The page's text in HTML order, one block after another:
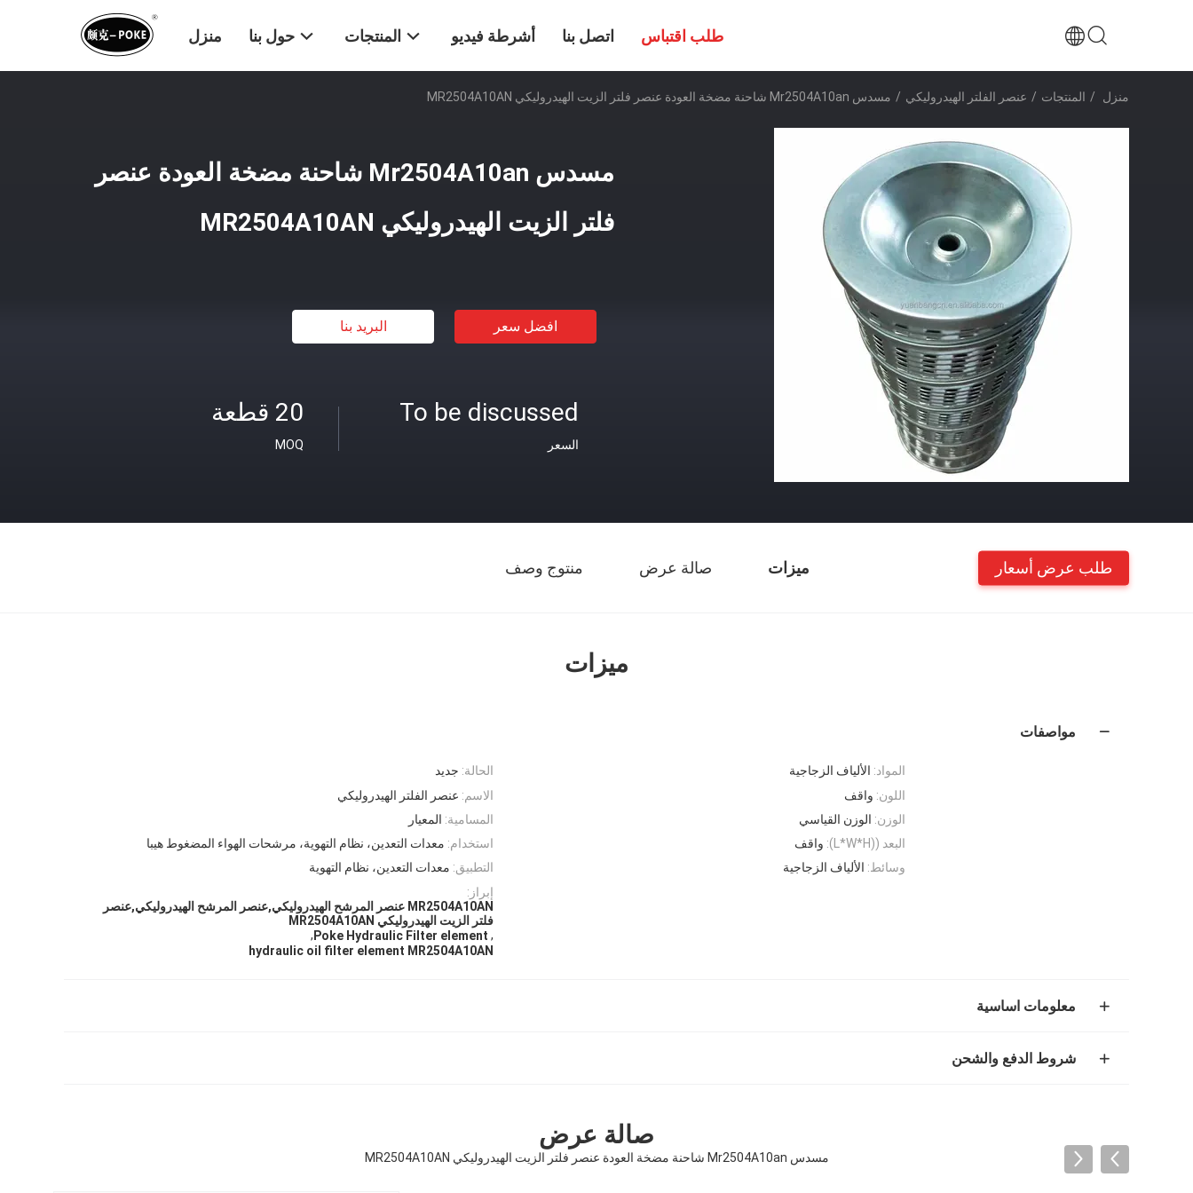
منزل حول بنا المنتجات أشرطة فيديو اتصل بنا طلب اقتباس
منزل / المنتجات / عنصر الفلتر الهيدروليكي / مسدس Mr2504A10an شاحنة مضخة العودة عنصر فلتر الزيت الهيدروليكي MR2504A10AN
مسدس Mr2504A10an شاحنة مضخة العودة عنصر
فلتر الزيت الهيدروليكي MR2504A10AN
افضل سعر البريد بنا
20 قطعة
MOQ
To be discussed
السعر
ميزات صالة عرض منتوج وصف طلب عرض أسعار
ميزات
مواصفات
الحالة: جديد المواد: الألياف الزجاجية
الاسم: عنصر الفلتر الهيدروليكي اللون: واقف
المسامية: المعيار الوزن: الوزن القياسي
استخدام: معدات التعدين، نظام التهوية، مرشحات الهواء المضغوط هيبا البعد ((L*W*H):
واقف
التطبيق: معدات التعدين، نظام التهوية وسائط: الألياف الزجاجية
إبراز:
MR2504A10AN عنصر المرشح الهيدروليكي,عنصر المرشح الهيدروليكي,عنصر
فلتر الزيت الهيدروليكي MR2504A10AN
,
Poke Hydraulic Filter element
,
hydraulic oil filter element MR2504A10AN
معلومات اساسية
شروط الدفع والشحن
صالة عرض
مسدس Mr2504A10an شاحنة مضخة العودة عنصر فلتر الزيت الهيدروليكي MR2504A10AN